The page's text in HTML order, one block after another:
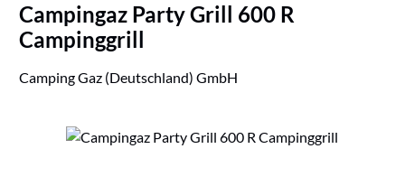
Campingaz Party Grill 600 R
Campinggrill
Camping Gaz (Deutschland) GmbH
Bildergalerie überspringen